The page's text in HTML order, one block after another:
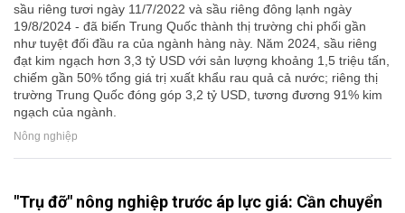
sầu riêng tươi ngày 11/7/2022 và sầu riêng đông lạnh ngày
19/8/2024 - đã biến Trung Quốc thành thị trường chi phối gần
như tuyệt đối đầu ra của ngành hàng này. Năm 2024, sầu riêng
đạt kim ngạch hơn 3,3 tỷ USD với sản lượng khoảng 1,5 triệu tấn,
chiếm gần 50% tổng giá trị xuất khẩu rau quả cả nước; riêng thị
trường Trung Quốc đóng góp 3,2 tỷ USD, tương đương 91% kim
ngạch của ngành.
Nông nghiệp
"Trụ đỡ" nông nghiệp trước áp lực giá: Cần chuyển